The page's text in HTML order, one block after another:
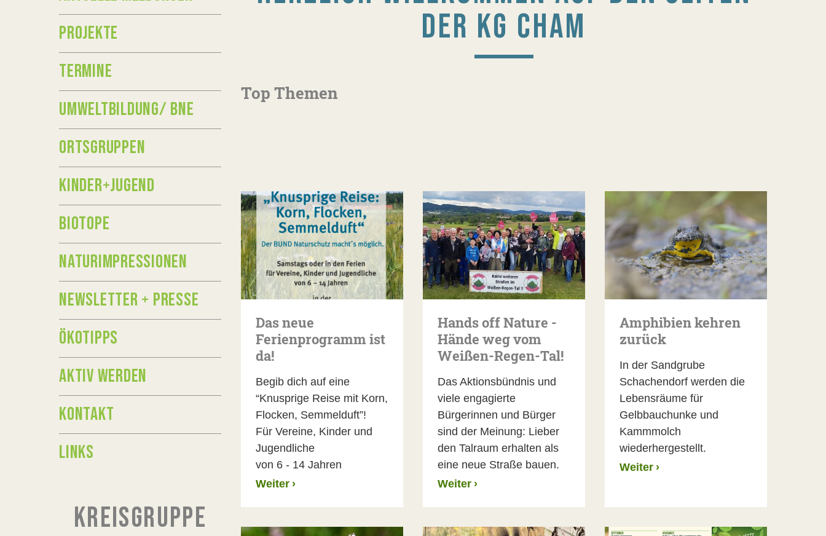
DER KG CHAM
Top Themen
Das neue
Ferienprogramm ist
da!
Begib dich auf eine
“Knusprige Reise mit Korn,
Flocken, Semmelduft”!
Für Vereine, Kinder und
Jugendliche
von 6 - 14 Jahren
Weiter ›
Hands off Nature -
Hände weg vom
Weißen-Regen-Tal!
Das Aktionsbündnis und
viele engagierte
Bürgerinnen und Bürger
sind der Meinung: Lieber
den Talraum erhalten als
eine neue Straße bauen.
Weiter ›
Amphibien kehren
zurück
In der Sandgrube
Schachendorf werden die
Lebensräume für
Gelbbauchunke und
Kammmolch
wiederhergestellt.
Weiter ›
PROJEKTE
TERMINE
UMWELTBILDUNG/ BNE
ORTSGRUPPEN
KINDER+JUGEND
BIOTOPE
NATURIMPRESSIONEN
NEWSLETTER + PRESSE
ÖKOTIPPS
AKTIV WERDEN
KONTAKT
LINKS
KREISGRUPPE